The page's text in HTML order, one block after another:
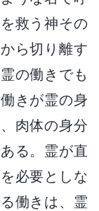
救う神その
ら切り離す
の働きでも
きが霊の身
肉体の身分
る。霊が直
必要としな
働きは、霊